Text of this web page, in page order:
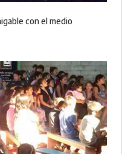
con el medio